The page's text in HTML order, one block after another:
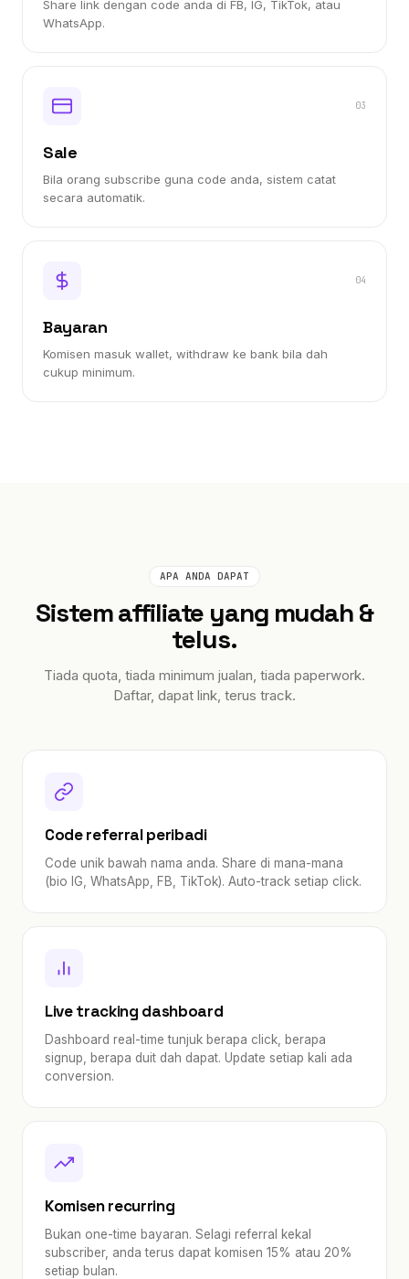
Share link dengan code anda di FB, IG, TikTok, atau
WhatsApp.
03
Sale
Bila orang subscribe guna code anda, sistem catat
secara automatik.
04
Bayaran
Komisen masuk wallet, withdraw ke bank bila dah
cukup minimum.
APA ANDA DAPAT
Sistem affiliate yang mudah &
telus.
Tiada quota, tiada minimum jualan, tiada paperwork.
Daftar, dapat link, terus track.
Code referral peribadi
Code unik bawah nama anda. Share di mana-mana
(bio IG, WhatsApp, FB, TikTok). Auto-track setiap click.
Live tracking dashboard
Dashboard real-time tunjuk berapa click, berapa
signup, berapa duit dah dapat. Update setiap kali ada
conversion.
Komisen recurring
Bukan one-time bayaran. Selagi referral kekal
subscriber, anda terus dapat komisen 15% atau 20%
setiap bulan.